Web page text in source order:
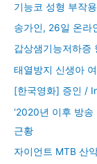
기능코 성형 부작
송가인, 26일 온라
갑상샘기능저하증
태열방지 신생아
[한국영화] 증인 /
‘2020년 이후 방송
근황
자이언트 MTB 산